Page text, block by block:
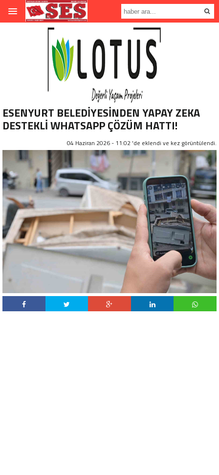
ESENYURT BELEDİYESİNDEN YAPAY ZEKA
DESTEKLİ WHATSAPP ÇÖZÜM HATTI!
04 Haziran 2026 - 11:02 'de eklendi ve kez görüntülendi.